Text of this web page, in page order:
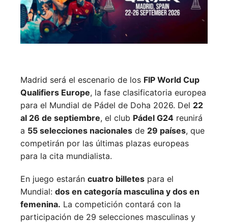
Madrid será el escenario de los FIP World Cup
Qualifiers Europe, la fase clasificatoria europea
para el Mundial de Pádel de Doha 2026. Del 22
al 26 de septiembre, el club Pádel G24 reunirá
a 55 selecciones nacionales de 29 países, que
competirán por las últimas plazas europeas
para la cita mundialista.
En juego estarán cuatro billetes para el
Mundial: dos en categoría masculina y dos en
femenina. La competición contará con la
participación de 29 selecciones masculinas y